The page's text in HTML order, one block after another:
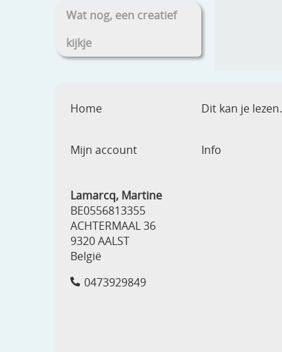
Wat nog, een creatief
kijkje
Home Dit kan je lezen.
Mijn account
Info
Lamarcq, Martine
BE0556813355
ACHTERMAAL 36
9320 AALST
België
0473929849